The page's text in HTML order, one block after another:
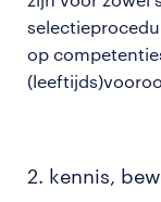
op
2. kennis,